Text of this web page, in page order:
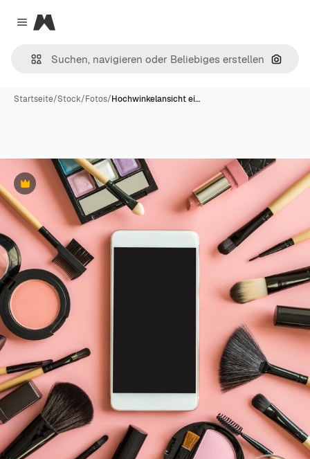
Close menu
Magnific
Nach
Startseite/Stock/Fotos/Hochwinkelansicht ei…
Premium